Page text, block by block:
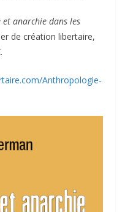
anarchie dans les
de création libertaire,
Anthropologie-